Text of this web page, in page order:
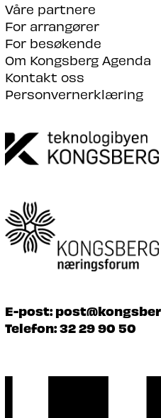
Våre partnere
For arrangører
For besøkende
Om Kongsberg Agenda
Kontakt oss
Personvernerklæring
E-post:
Telefon:32 29 90 50